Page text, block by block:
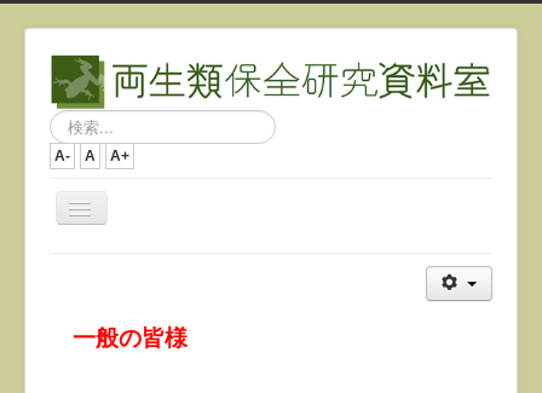
検
索...
A- A A+
ナ
ビ
ン
一般の皆様